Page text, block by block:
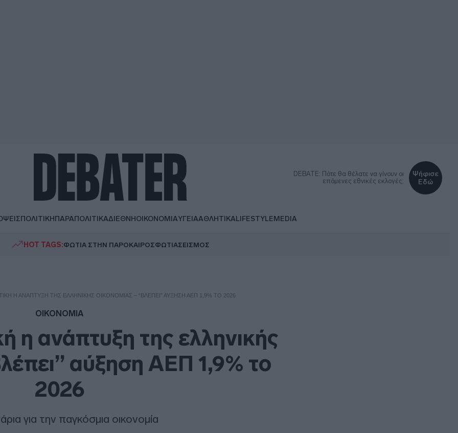
DEBATE: Πότε θα θέλατε να γίνουν οι
επόμενες εθνικές εκλογές;
Ψήφισε
Εδώ
ΠΟΛΙΤΙΚΗΠΑΡΑΠΟΛΙΤΙΚΑΔΙΕΘΝΗΟΙΚΟΝΟΜΙΑΥΓΕΙΑΑΘΛΗΤΙΚΑLIFESTYLEMEDIA
HOT TAGS:ΦΩΤΙΑ ΣΤΗΝ ΠΑΡΟΚΑΙΡΟΣΦΩΤΙΑΣΕΙΣΜΟΣ
Η ΑΝΆΠΤΥΞΗ ΤΗΣ ΕΛΛΗΝΙΚΉΣ ΟΙΚΟΝΟΜΊΑΣ – “ΒΛΈΠΕΙ” ΑΎΞΗΣΗ ΑΕΠ 1,9% ΤΟ 2026
ΟΙΚΟΝΟΜΙΑ
η ανάπτυξη της ελληνικής
αύξηση ΑΕΠ 1,9% το
2026
για την παγκόσμια οικονομία